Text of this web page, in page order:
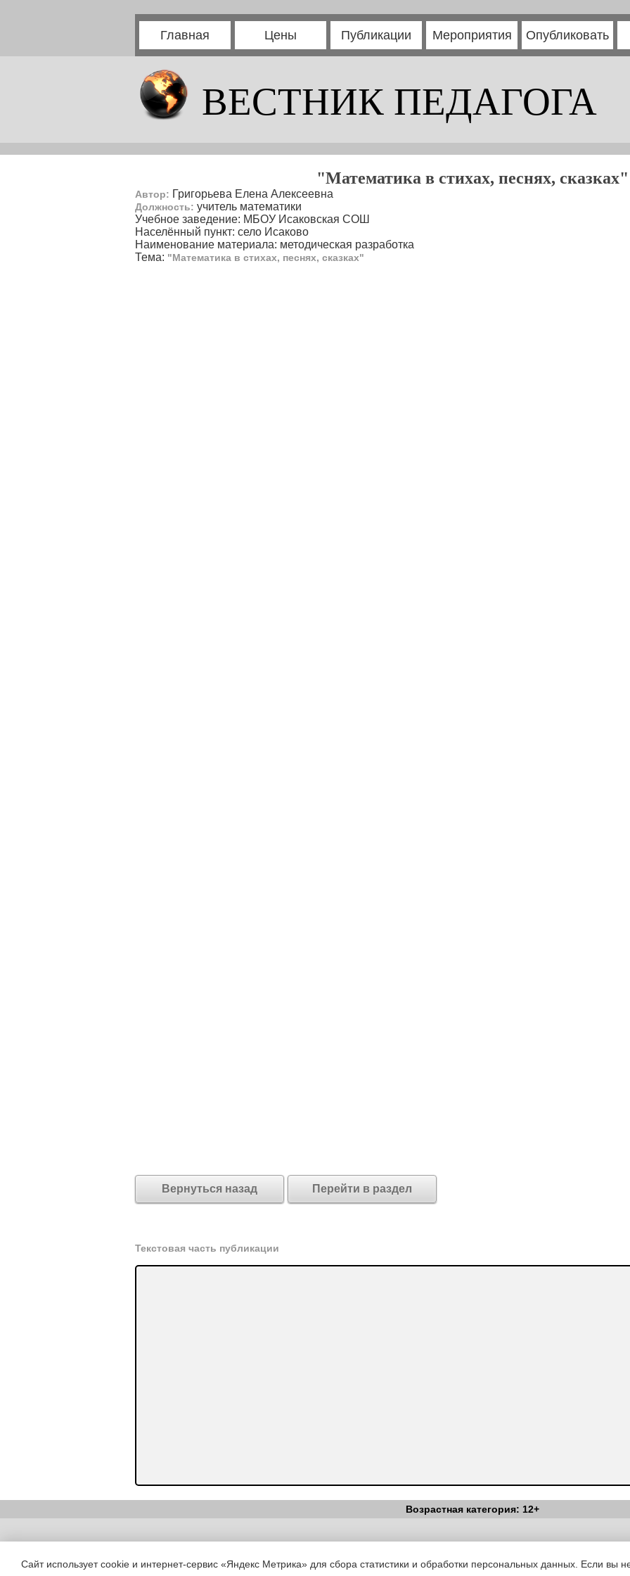
Главная Цены Публикации Мероприятия Опубликовать
ВЕСТНИК ПЕДАГОГА
"Математика в стихах, песнях, сказках"
Автор: Григорьева Елена Алексеевна
Должность: учитель математики
Учебное заведение: МБОУ Исаковская СОШ
Населённый пункт: село Исаково
Наименование материала: методическая разработка
Тема: "Математика в стихах, песнях, сказках"
Вернуться назад Перейти в раздел
Текстовая часть публикации
Возрастная категория: 12+
Copyright (c) |Вестник Педагога|Об издании|Условия|Политика
Сайт использует cookie и интернет-сервис «Яндекс Метрика» для сбора статистики и обработки персональных данных. Если вы